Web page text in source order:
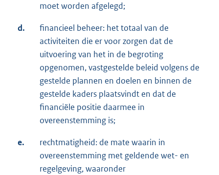
moet worden afgelegd;
d.
financieel beheer: het totaal van de
activiteiten die er voor zorgen dat de
uitvoering van het in de begroting
opgenomen, vastgestelde beleid volgens de
gestelde plannen en doelen en binnen de
gestelde kaders plaatsvindt en dat de
financiële positie daarmee in
overeenstemming is;
e.
rechtmatigheid: de mate waarin in
overeenstemming met geldende wet- en
regelgeving, waaronder